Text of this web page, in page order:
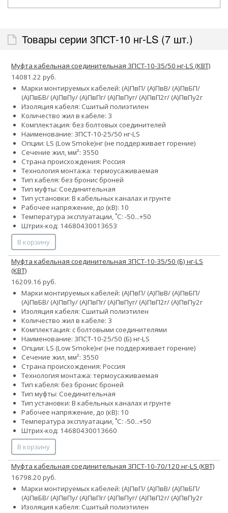
Товары серии 3ПСТ-10 нг-LS (7 шт.)
Муфта кабельная соединительная 3ПСТ-10-35/50 нг-LS (КВТ)
14081.22 руб.
Марки монтируемых кабелей: (А)ПвП/ (А)ПвВ/ (А)ПвБП/
(А)ПвБВ/ (А)ПвПу/ (А)ПвПг/ (А)ПвПуг/ (А)ПвП2г/ (А)ПвПу2г
Изоляция кабеля: Сшитый полиэтилен
Количество жил в кабеле: 3
Комплектация: без болтовых соединителей
Наименование: 3ПСТ-10-25/50 нг-LS
Опции: LS (Low Smoke)нг (не поддерживает горение)
Сечение жил, мм²: 3550
Страна происхождения: Россия
Технология монтажа: термоусаживаемая
Тип кабеля: без бронис броней
Тип муфты: Соединительная
Тип установки: В кабельных каналах и грунте
Рабочее напряжение, до (кВ): 10
Температура эксплуатации, ˚С: -50...+50
Штрих-код: 14680430013653
В корзину
Муфта кабельная соединительная 3ПСТ-10-35/50 (Б) нг-LS
(КВТ)
16209.16 руб.
Марки монтируемых кабелей: (А)ПвП/ (А)ПвВ/ (А)ПвБП/
(А)ПвБВ/ (А)ПвПу/ (А)ПвПг/ (А)ПвПуг/ (А)ПвП2г/ (А)ПвПу2г
Изоляция кабеля: Сшитый полиэтилен
Количество жил в кабеле: 3
Комплектация: с болтовыми соединителями
Наименование: 3ПСТ-10-25/50 (Б) нг-LS
Опции: LS (Low Smoke)нг (не поддерживает горение)
Сечение жил, мм²: 3550
Страна происхождения: Россия
Технология монтажа: термоусаживаемая
Тип кабеля: без бронис броней
Тип муфты: Соединительная
Тип установки: В кабельных каналах и грунте
Рабочее напряжение, до (кВ): 10
Температура эксплуатации, ˚С: -50...+50
Штрих-код: 14680430013660
В корзину
Муфта кабельная соединительная 3ПСТ-10-70/120 нг-LS (КВТ)
16798.20 руб.
Марки монтируемых кабелей: (А)ПвП/ (А)ПвВ/ (А)ПвБП/
(А)ПвБВ/ (А)ПвПу/ (А)ПвПг/ (А)ПвПуг/ (А)ПвП2г/ (А)ПвПу2г
Изоляция кабеля: Сшитый полиэтилен